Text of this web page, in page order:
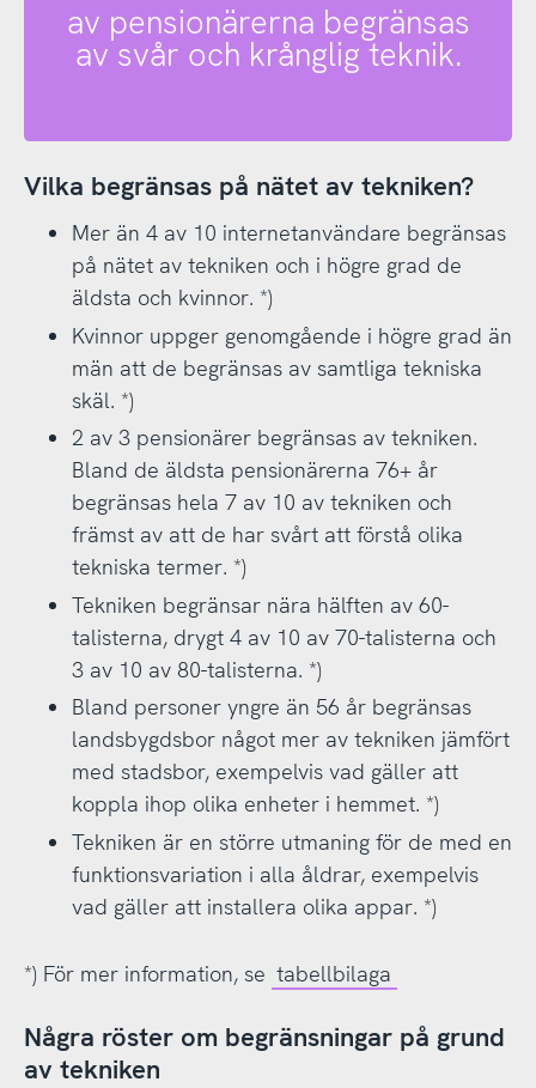
av pensionärerna begränsas
av svår och krånglig teknik.
Vilka begränsas på nätet av tekniken?
Mer än 4 av 10 internetanvändare begränsas
på nätet av tekniken och i högre grad de
äldsta och kvinnor. *)
Kvinnor uppger genomgående i högre grad än
män att de begränsas av samtliga tekniska
skäl. *)
2 av 3 pensionärer begränsas av tekniken.
Bland de äldsta pensionärerna 76+ år
begränsas hela 7 av 10 av tekniken och
främst av att de har svårt att förstå olika
tekniska termer. *)
Tekniken begränsar nära hälften av 60-
talisterna, drygt 4 av 10 av 70-talisterna och
3 av 10 av 80-talisterna. *)
Bland personer yngre än 56 år begränsas
landsbygdsbor något mer av tekniken jämfört
med stadsbor, exempelvis vad gäller att
koppla ihop olika enheter i hemmet. *)
Tekniken är en större utmaning för de med en
funktionsvariation i alla åldrar, exempelvis
vad gäller att installera olika appar. *)
*) För mer information, se tabellbilaga
Några röster om begränsningar på grund
av tekniken